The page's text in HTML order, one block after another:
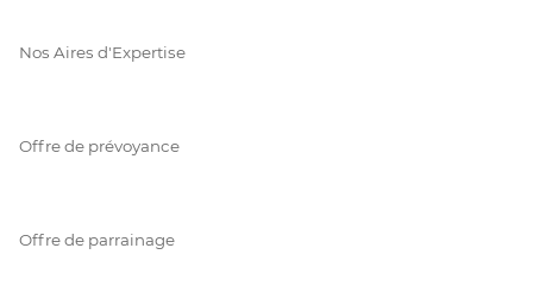
Nos Aires d'Expertise
Offre de prévoyance
Offre de parrainage